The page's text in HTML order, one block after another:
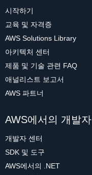
시작하기
교육 및 자격증
AWS Solutions Library
아키텍처 센터
제품 및 기술 관련 FAQ
애널리스트 보고서
AWS 파트너
AWS에서의 개발자
개발자 센터
SDK 및 도구
AWS에서의 .NET